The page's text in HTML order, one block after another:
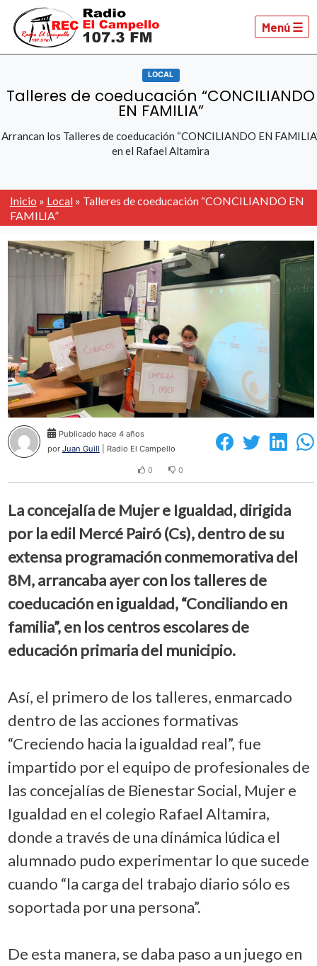
Menú ☰
LOCAL
Talleres de coeducación “CONCILIANDO
EN FAMILIA”
Arrancan los Talleres de coeducación “CONCILIANDO EN
en el Rafael Altamira
Inicio » Local» Talleres de coeducación “CONCILIANDO EN
FAMILIA”
Publicado hace 4 años
por Juan Guill | Radio El Campello
0 0
La concejalía de Mujer e Igualdad, dirigida
por la edil Mercé Pairó (Cs), dentro de su
extensa programación conmemorativa del
8M, arrancaba ayer con los talleres de
coeducación en igualdad, “Conciliando en
familia”, en los centros escolares de
educación primaria del municipio.
Así, el primero de los talleres, enmarcado
dentro de las acciones formativas
“Creciendo hacia la igualdad real”, fue
impartido por el equipo de profesionales de
las concejalías de Bienestar Social, Mujer e
Igualdad en el colegio Rafael Altamira,
donde a través de una dinámica lúdica el
alumnado pudo experimentar lo que sucede
cuando “la carga del trabajo diario sólo es
soportada por una persona”.
De esta manera, se daba paso a un juego en